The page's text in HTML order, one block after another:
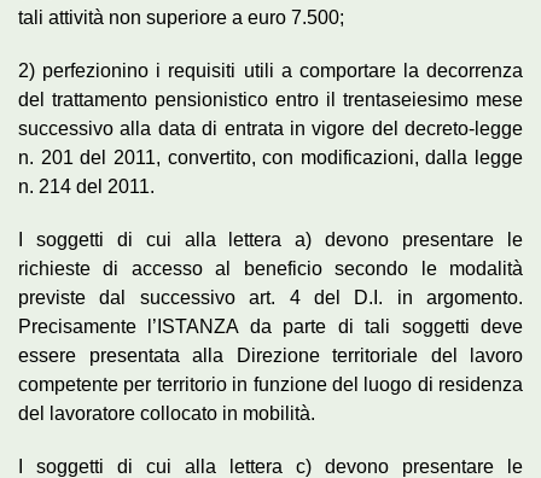
tali attività non superiore a euro 7.500;
2) perfezionino i requisiti utili a comportare la decorrenza
del trattamento pensionistico entro il trentaseiesimo mese
successivo alla data di entrata in vigore del decreto-legge
n. 201 del 2011, convertito, con modificazioni, dalla legge
n. 214 del 2011.
I soggetti di cui alla lettera a) devono presentare le
richieste di accesso al beneficio secondo le modalità
previste dal successivo art. 4 del D.I. in argomento.
Precisamente l’ISTANZA da parte di tali soggetti deve
essere presentata alla Direzione territoriale del lavoro
competente per territorio in funzione del luogo di residenza
del lavoratore collocato in mobilità.
I soggetti di cui alla lettera c) devono presentare le